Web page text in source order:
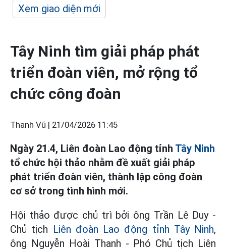
Xem giao diện mới
Tây Ninh tìm giải pháp phát
triển đoàn viên, mở rộng tổ
chức công đoàn
Thanh Vũ | 21/04/2026 11:45
Ngày 21.4, Liên đoàn Lao động tỉnh Tây Ninh
tổ chức hội thảo nhằm đề xuất giải pháp
phát triển đoàn viên, thành lập công đoàn
cơ sở trong tình hình mới.
Hội thảo được chủ trì bởi ông Trần Lê Duy -
Chủ tịch Liên đoàn Lao động tỉnh Tây Ninh,
ông Nguyễn Hoài Thanh - Phó Chủ tịch Liên